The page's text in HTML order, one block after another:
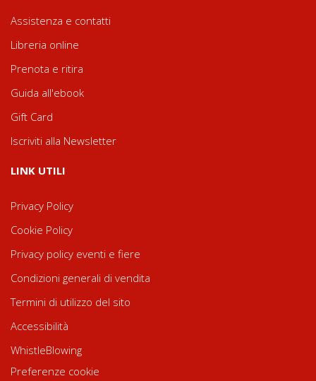
Assistenza e contatti
Libreria online
Prenota e ritira
Guida all'ebook
Gift Card
Iscriviti alla Newsletter
LINK UTILI
Privacy Policy
Cookie Policy
Privacy policy eventi e fiere
Condizioni generali di vendita
Termini di utilizzo del sito
Accessibilità
WhistleBlowing
Preferenze cookie